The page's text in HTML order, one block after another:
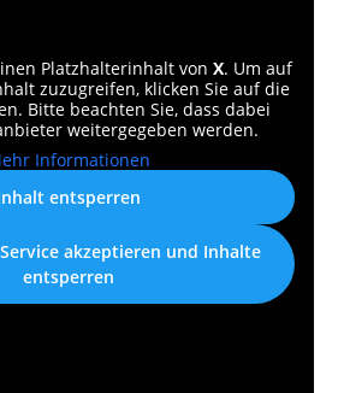
Platzhalterinhalt von X. Um auf
zuzugreifen, klicken Sie auf die
Bitte beachten Sie, dass dabei
weitergegeben werden.
Informationen
entsperren
akzeptieren und Inhalte
entsperren